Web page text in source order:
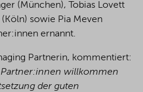
(München), Tobias Lovett
sowie Pia Meven
ernannt.
Partnerin, kommentiert:
willkommen
der guten